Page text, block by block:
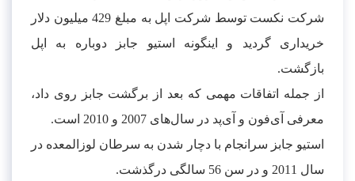
شرکت نکست توسط شرکت اپل به مبلغ 429 میلیون دلار
خریداری گردید و اینگونه استیو جابز دوباره به اپل
بازگشت.
از جمله اتفاقات مهمی که بعد از برگشت جابز روی داد،
معرفی آی‌فون و آی‌پد در سال‌های 2007 و 2010 است.
استیو جابز سرانجام با دچار شدن به سرطان لوزالمعده در
سال 2011 و در سن 56 سالگی درگذشت.